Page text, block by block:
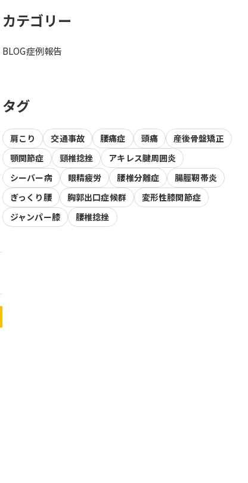
カテゴリー
BLOG症例報告
タグ
肩こり 交通事故 腰痛症 頭痛
産後骨盤矯正
顎関節症
頸椎捻挫
アキレス腱周囲炎
シーバー病
眼精疲労 腰椎分離症
腸脛靭帯炎
ぎっくり腰
胸郭出口症候群
変形性膝関節症
ジャンパー膝
腰椎捻挫